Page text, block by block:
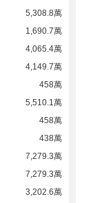
5,308.8萬
1,690.7萬
4,065.4萬
4,149.7萬
458萬
5,510.1萬
458萬
438萬
7,279.3萬
7,279.3萬
3,202.6萬